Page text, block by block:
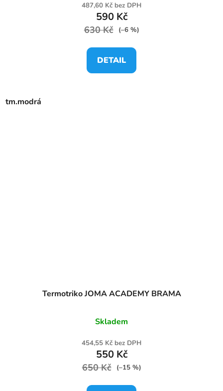
487,60 Kč bez DPH
590 Kč
630 Kč (–6 %)
DETAIL
tm.modrá
Termotriko JOMA ACADEMY BRAMA
Skladem
454,55 Kč bez DPH
550 Kč
650 Kč (–15 %)